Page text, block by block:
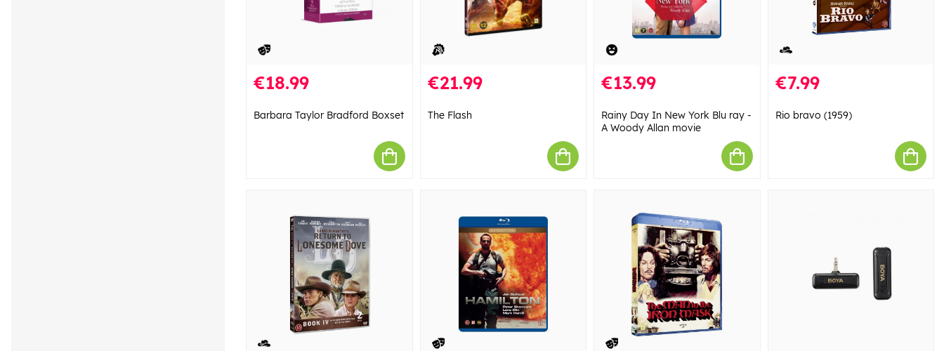
€18.99
Barbara Taylor Bradford Boxset
€21.99
The Flash
€13.99
Rainy Day In New York Blu ray -
A Woody Allan movie
€7.99
Rio bravo (1959)